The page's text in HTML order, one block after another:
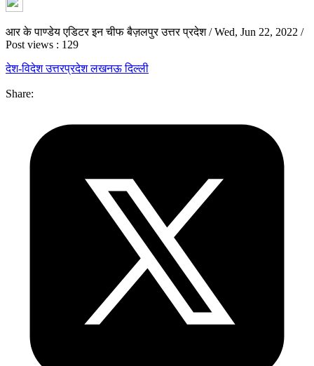
आर के पाण्डेय एडिटर इन चीफ बैज़लपुर उत्तर प्रदेश/Wed, Jun 22, 2022 /
Post views : 129
देश-विदेशउत्तरप्रदेशलखनऊदिल्ली
Share: